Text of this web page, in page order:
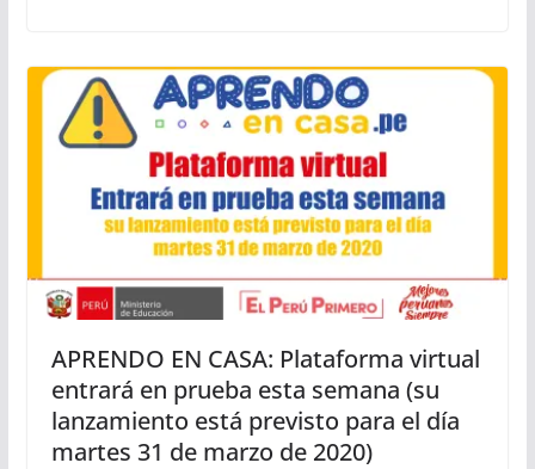
APRENDO EN CASA: Plataforma virtual
entrará en prueba esta semana (su
lanzamiento está previsto para el día
martes 31 de marzo de 2020)